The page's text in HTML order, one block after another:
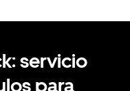
servicio
para